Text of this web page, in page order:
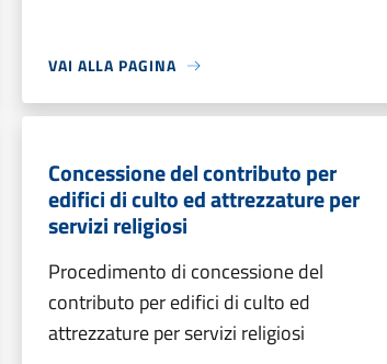
VAI ALLA PAGINA
Concessione del contributo per
edifici di culto ed attrezzature per
servizi religiosi
Procedimento di concessione del
contributo per edifici di culto ed
attrezzature per servizi religiosi